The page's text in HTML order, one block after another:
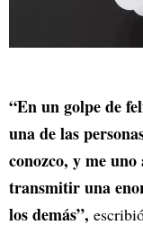
“En un golpe de
una de las
conozco, y me
transmitir una
los demás”,